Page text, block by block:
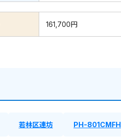
161,700円
若林区連坊 PH-801CMFH